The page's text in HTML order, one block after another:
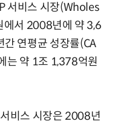
서비스 시장(Wholes
서 2008년에 약 3,6
연평균 성장률(CA
는 약 1조 1,378억원
비스 시장은 2008년